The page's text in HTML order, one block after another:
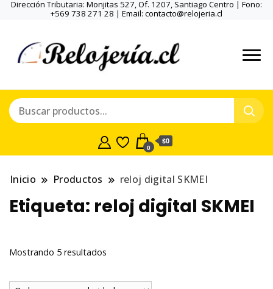
Dirección Tributaria: Monjitas 527, Of. 1207, Santiago Centro | Fono:
+569 738 271 28 | Email: contacto@relojeria.cl
0
$0
Inicio Productos reloj digital SKMEI
Etiqueta: reloj digital SKMEI
Mostrando 5 resultados
popularidad